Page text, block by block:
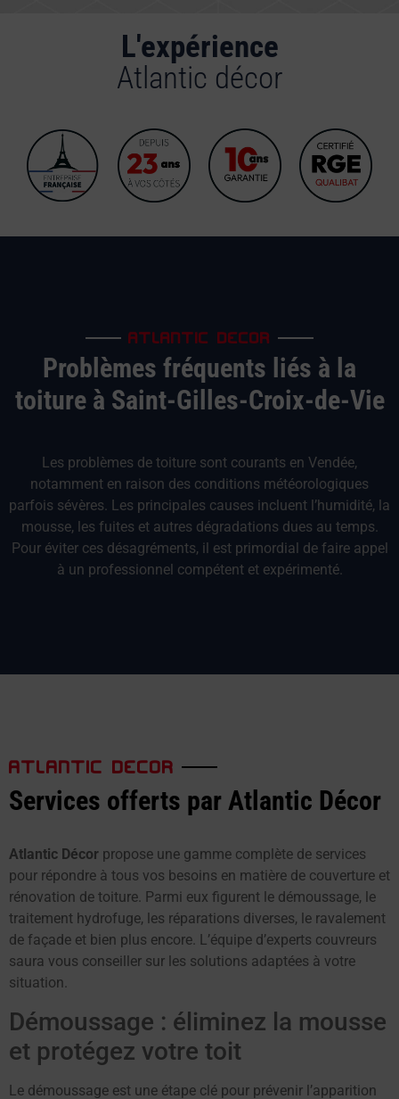
L'expérience
Atlantic décor
ATLANTIC DECOR
Problèmes fréquents liés à la
toiture à Saint-Gilles-Croix-de-Vie
Les problèmes de toiture sont courants en Vendée,
notamment en raison des conditions météorologiques
parfois sévères. Les principales causes incluent l’humidité, la
mousse, les fuites et autres dégradations dues au temps.
Pour éviter ces désagréments, il est primordial de faire appel
à un professionnel compétent et expérimenté.
ATLANTIC DECOR
Services offerts par Atlantic Décor
Atlantic Décor propose une gamme complète de services
pour répondre à tous vos besoins en matière de couverture et
rénovation de toiture. Parmi eux figurent le démoussage, le
traitement hydrofuge, les réparations diverses, le ravalement
de façade et bien plus encore. L’équipe d’experts couvreurs
saura vous conseiller sur les solutions adaptées à votre
situation.
Démoussage : éliminez la mousse
et protégez votre toit
Le démoussage est une étape clé pour prévenir l’apparition